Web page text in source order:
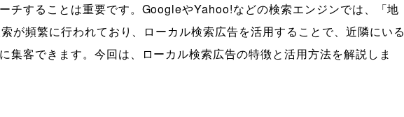
チすることは重要です。GoogleやYahoo!などの検索エンジンでは、「地
が頻繁に行われており、ローカル検索広告を活用することで、近隣にいる
集客できます。今回は、ローカル検索広告の特徴と活用方法を解説しま